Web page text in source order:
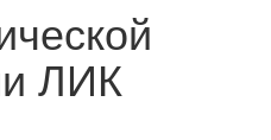
ЛИК